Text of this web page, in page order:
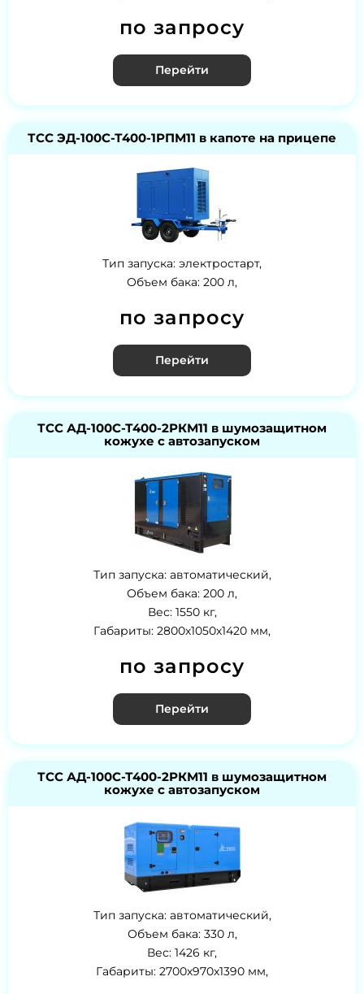
по запросу
Перейти
ТСС ЭД-100С-Т400-1РПМ11 в капоте на прицепе
Тип запуска: электростарт,
Объем бака: 200 л,
по запросу
Перейти
ТСС АД-100С-Т400-2РКМ11 в шумозащитном
кожухе с автозапуском
Тип запуска: автоматический,
Объем бака: 200 л,
Вес: 1550 кг,
Габариты: 2800х1050х1420 мм,
по запросу
Перейти
ТСС АД-100С-Т400-2РКМ11 в шумозащитном
кожухе с автозапуском
Тип запуска: автоматический,
Объем бака: 330 л,
Вес: 1426 кг,
Габариты: 2700х970х1390 мм,